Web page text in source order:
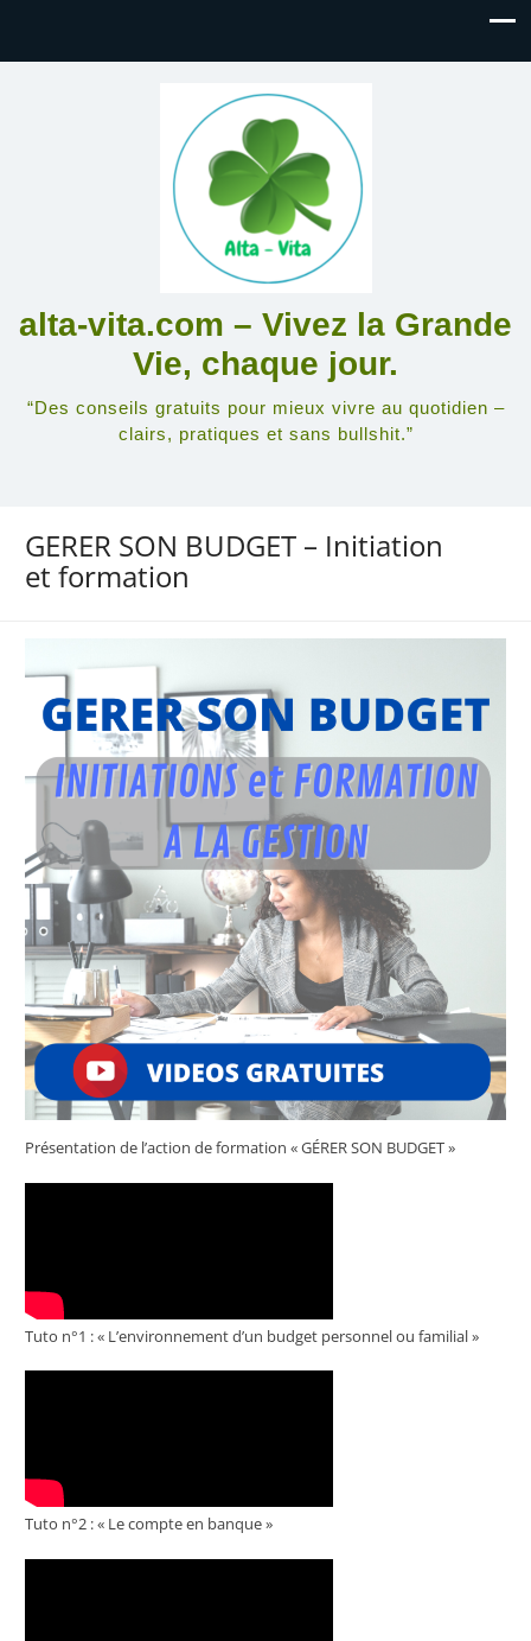
alta-vita.com – Vivez la Grande
Vie, chaque jour.
“Des conseils gratuits pour mieux vivre au quotidien –
clairs, pratiques et sans bullshit.”
GERER SON BUDGET – Initiation
et formation
Présentation de l’action de formation « GÉRER SON BUDGET »
Tuto n°1 : « L’environnement d’un budget personnel ou familial »
Tuto n°2 : « Le compte en banque »